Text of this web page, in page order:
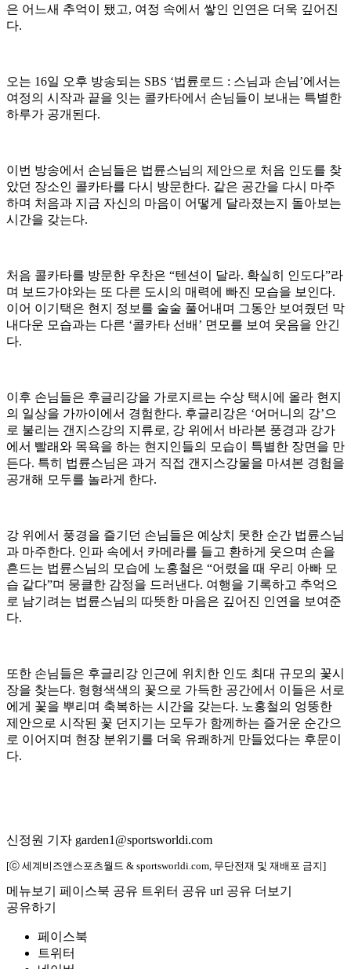
은 어느새 추억이 됐고, 여정 속에서 쌓인 인연은 더욱 깊어진
다.
오는 16일 오후 방송되는 SBS ‘법륜로드 : 스님과 손님’에서는
여정의 시작과 끝을 잇는 콜카타에서 손님들이 보내는 특별한
하루가 공개된다.
이번 방송에서 손님들은 법륜스님의 제안으로 처음 인도를 찾
았던 장소인 콜카타를 다시 방문한다. 같은 공간을 다시 마주
하며 처음과 지금 자신의 마음이 어떻게 달라졌는지 돌아보는
시간을 갖는다.
처음 콜카타를 방문한 우찬은 “텐션이 달라. 확실히 인도다”라
며 보드가야와는 또 다른 도시의 매력에 빠진 모습을 보인다.
이어 이기택은 현지 정보를 술술 풀어내며 그동안 보여줬던 막
내다운 모습과는 다른 ‘콜카타 선배’ 면모를 보여 웃음을 안긴
다.
이후 손님들은 후글리강을 가로지르는 수상 택시에 올라 현지
의 일상을 가까이에서 경험한다. 후글리강은 ‘어머니의 강’으
로 불리는 갠지스강의 지류로, 강 위에서 바라본 풍경과 강가
에서 빨래와 목욕을 하는 현지인들의 모습이 특별한 장면을 만
든다. 특히 법륜스님은 과거 직접 갠지스강물을 마셔본 경험을
공개해 모두를 놀라게 한다.
강 위에서 풍경을 즐기던 손님들은 예상치 못한 순간 법륜스님
과 마주한다. 인파 속에서 카메라를 들고 환하게 웃으며 손을
흔드는 법륜스님의 모습에 노홍철은 “어렸을 때 우리 아빠 모
습 같다”며 뭉클한 감정을 드러낸다. 여행을 기록하고 추억으
로 남기려는 법륜스님의 따뜻한 마음은 깊어진 인연을 보여준
다.
또한 손님들은 후글리강 인근에 위치한 인도 최대 규모의 꽃시
장을 찾는다. 형형색색의 꽃으로 가득한 공간에서 이들은 서로
에게 꽃을 뿌리며 축복하는 시간을 갖는다. 노홍철의 엉뚱한
제안으로 시작된 꽃 던지기는 모두가 함께하는 즐거운 순간으
로 이어지며 현장 분위기를 더욱 유쾌하게 만들었다는 후문이
다.
신정원 기자 garden1@sportsworldi.com
[ⓒ 세계비즈앤스포츠월드 & sportsworldi.com, 무단전재 및 재배포 금지]
메뉴보기 페이스북 공유 트위터 공유 url 공유 더보기
공유하기
페이스북
트위터